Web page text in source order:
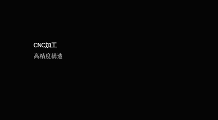
CNC加工
高精度構造